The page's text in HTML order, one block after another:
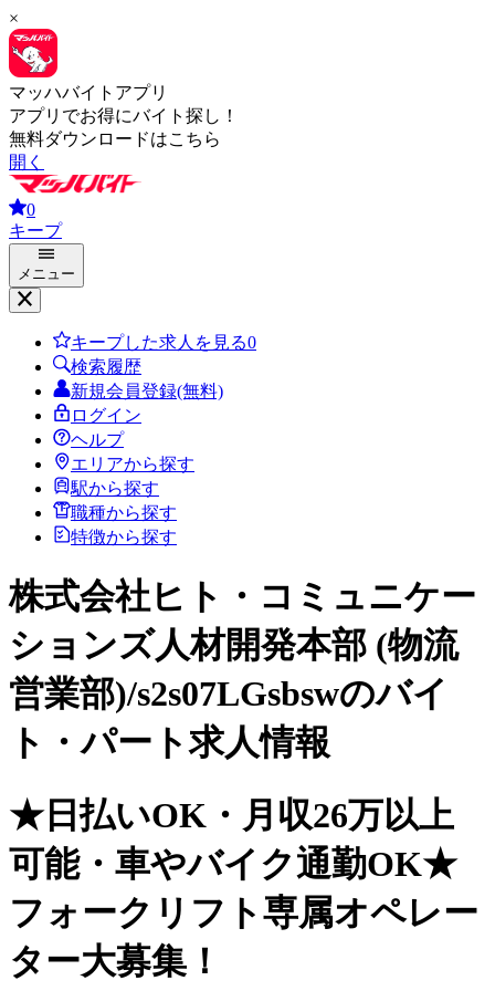
×
マッハバイトアプリ
アプリでお得にバイト探し！
無料ダウンロードはこちら
開く
0
キープ
メニュー
キープした求人を見る0
検索履歴
新規会員登録(無料)
ログイン
ヘルプ
エリアから探す
駅から探す
職種から探す
特徴から探す
株式会社ヒト・コミュニケー
ションズ人材開発本部 (物流
営業部)/s2s07LGsbswのバイ
ト・パート求人情報
★日払いOK・月収26万以上
可能・車やバイク通勤OK★
フォークリフト専属オペレー
ター大募集！